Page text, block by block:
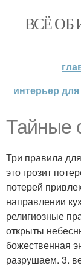
ВСЁ ОБ
интерьер
Тайные
Три правила
это грозит
потерей
направлении
религиозные
открыты
божественная
разрушаем. 3.